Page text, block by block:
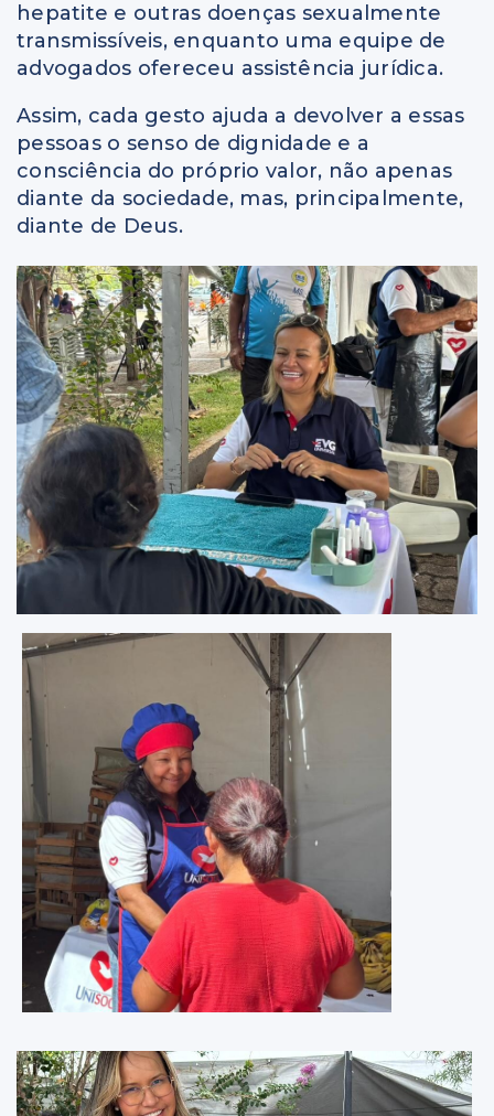
hepatite e outras doenças sexualmente
transmissíveis, enquanto uma equipe de
advogados ofereceu assistência jurídica.
Assim, cada gesto ajuda a devolver a essas
pessoas o senso de dignidade e a
consciência do próprio valor, não apenas
diante da sociedade, mas, principalmente,
diante de Deus.